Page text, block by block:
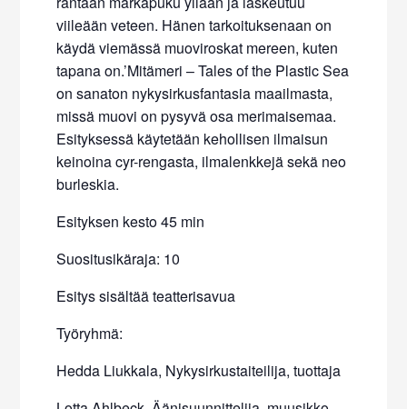
viileään veteen. Hänen tarkoituksenaan on
käydä viemässä muoviroskat mereen, kuten
tapana on.’Mitämeri – Tales of the Plastic Sea
on sanaton nykysirkusfantasia maailmasta,
missä muovi on pysyvä osa merimaisemaa.
Esityksessä käytetään kehollisen ilmaisun
keinoina cyr-rengasta, ilmalenkkejä sekä neo
burleskia.
Esityksen kesto 45 min
Suositusikäraja: 10
Esitys sisältää teatterisavua
Työryhmä:
Hedda Liukkala, Nykysirkustaiteilija, tuottaja